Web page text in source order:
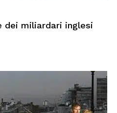
dei miliardari inglesi